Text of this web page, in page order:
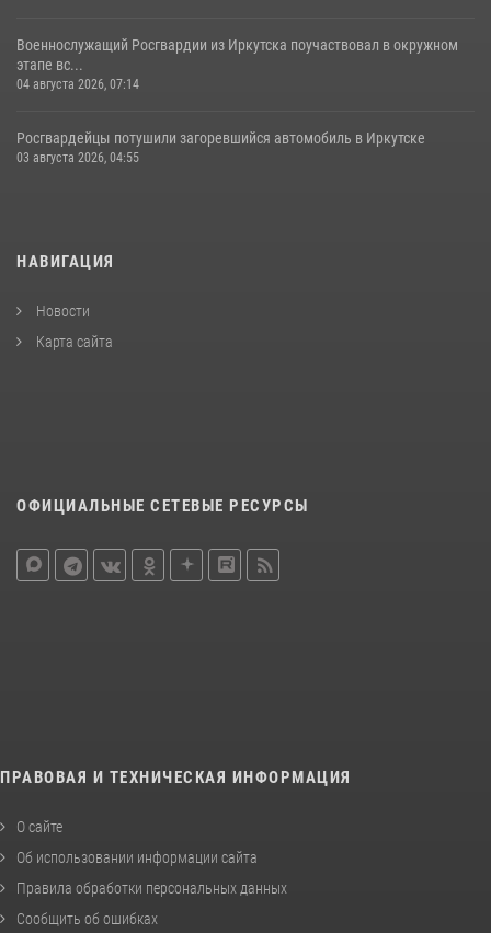
Военнослужащий Росгвардии из Иркутска поучаствовал в окружном
этапе вс...
04 августа 2026, 07:14
Росгвардейцы потушили загоревшийся автомобиль в Иркутске
03 августа 2026, 04:55
НАВИГАЦИЯ
Новости
Карта сайта
ОФИЦИАЛЬНЫЕ СЕТЕВЫЕ РЕСУРСЫ
ПРАВОВАЯ И ТЕХНИЧЕСКАЯ ИНФОРМАЦИЯ
О сайте
Об использовании информации сайта
Правила обработки персональных данных
Сообщить об ошибках